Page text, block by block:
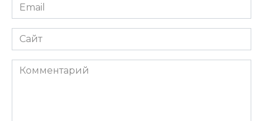
Email
*
Сайт
Комментарий